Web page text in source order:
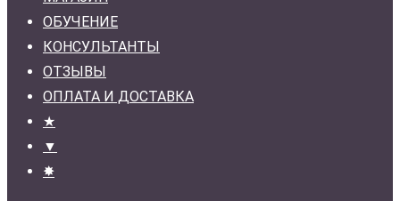
ОБУЧЕНИЕ
КОНСУЛЬТАНТЫ
ОТЗЫВЫ
ОПЛАТА И ДОСТАВКА
★
▼
✸